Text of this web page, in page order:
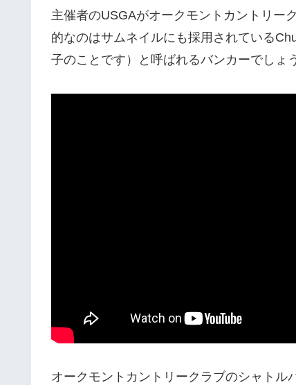
主催者のUSGAがオークモントカントリー
的なのはサムネイルにも採用されている
子のことです）と呼ばれるバンカーでしょ
オークモントカントリークラブのシャトル